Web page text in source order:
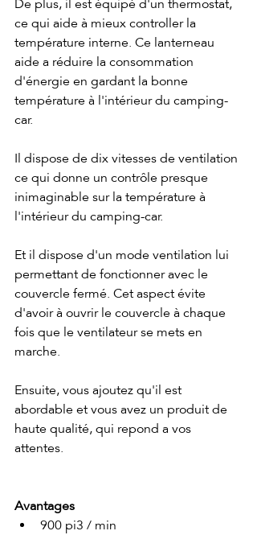
De plus, il est équipé d'un thermostat,
ce qui aide à mieux controller la
température interne. Ce lanterneau
aide a réduire la consommation
d'énergie en gardant la bonne
température à l'intérieur du camping-
car.
Il dispose de dix vitesses de ventilation
ce qui donne un contrôle presque
inimaginable sur la température à
l'intérieur du camping-car.
Et il dispose d'un mode ventilation lui
permettant de fonctionner avec le
couvercle fermé. Cet aspect évite
d'avoir à ouvrir le couvercle à chaque
fois que le ventilateur se mets en
marche.
Ensuite, vous ajoutez qu'il est
abordable et vous avez un produit de
haute qualité, qui repond a vos
attentes.
Avantages
900 pi3 / min